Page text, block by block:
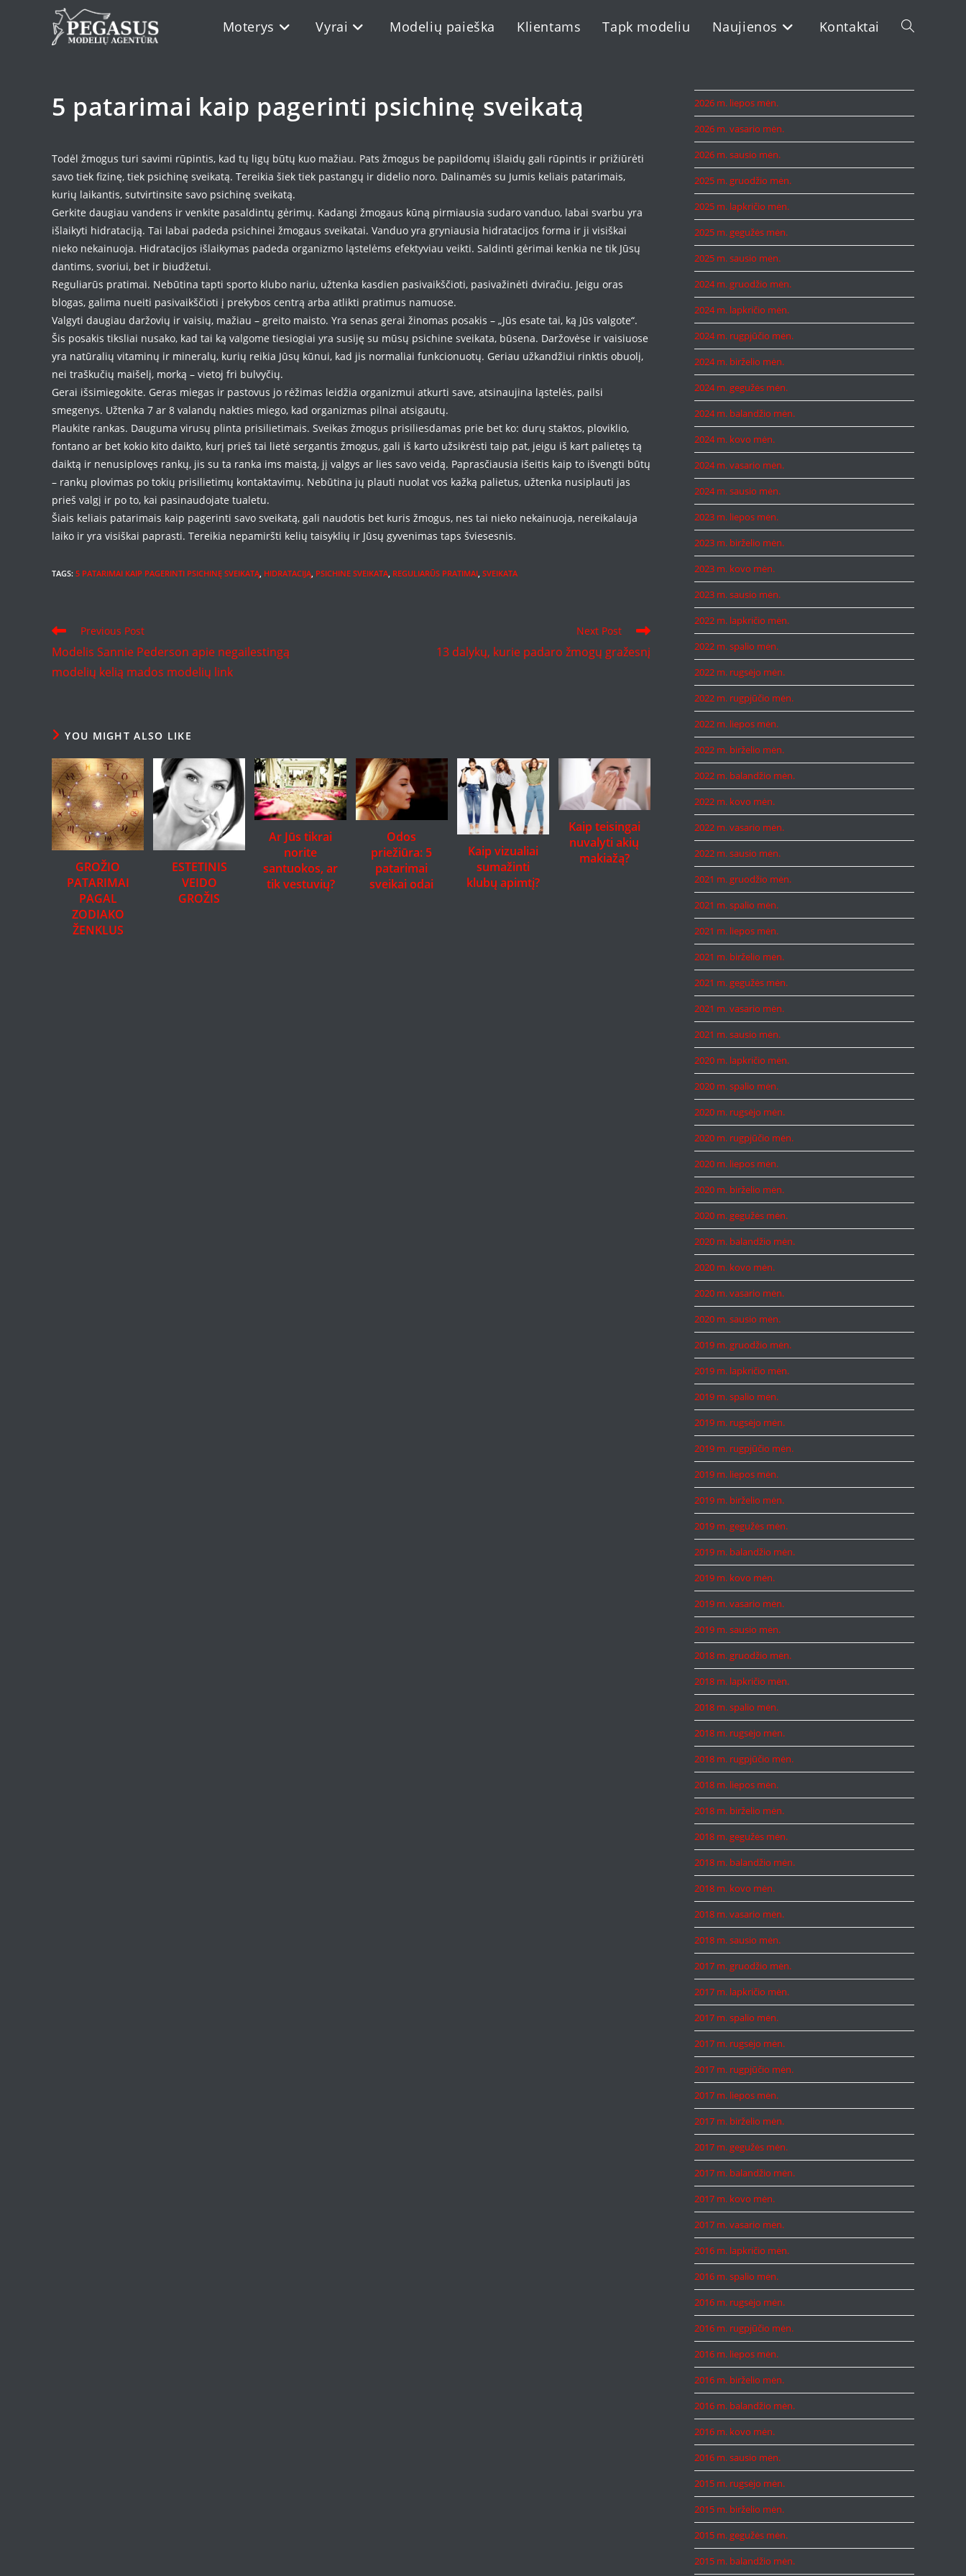
Moterys Vyrai Modelių paieška Klientams Tapk modeliu Naujienos Kontaktai Toggle
5 patarimai kaip pagerinti psichinę sveikatą
Todėl žmogus turi savimi rūpintis, kad tų ligų būtų kuo mažiau. Pats žmogus be papildomų išlaidų gali rūpintis ir prižiūrėti
savo tiek fizinę, tiek psichinę sveikatą. Tereikia šiek tiek pastangų ir didelio noro. Dalinamės su Jumis keliais patarimais,
kurių laikantis, sutvirtinsite savo psichinę sveikatą.
Gerkite daugiau vandens ir venkite pasaldintų gėrimų. Kadangi žmogaus kūną pirmiausia sudaro vanduo, labai svarbu yra
išlaikyti hidrataciją. Tai labai padeda psichinei žmogaus sveikatai. Vanduo yra gryniausia hidratacijos forma ir ji visiškai
nieko nekainuoja. Hidratacijos išlaikymas padeda organizmo ląstelėms efektyviau veikti. Saldinti gėrimai kenkia ne tik Jūsų
dantims, svoriui, bet ir biudžetui.
Reguliarūs pratimai. Nebūtina tapti sporto klubo nariu, užtenka kasdien pasivaikščioti, pasivažinėti dviračiu. Jeigu oras
blogas, galima nueiti pasivaikščioti į prekybos centrą arba atlikti pratimus namuose.
Valgyti daugiau daržovių ir vaisių, mažiau – greito maisto. Yra senas gerai žinomas posakis – „Jūs esate tai, ką Jūs valgote“.
Šis posakis tiksliai nusako, kad tai ką valgome tiesiogiai yra susiję su mūsų psichine sveikata, būsena. Daržovėse ir vaisiuose
yra natūralių vitaminų ir mineralų, kurių reikia Jūsų kūnui, kad jis normaliai funkcionuotų. Geriau užkandžiui rinktis obuolį,
nei traškučių maišelį, morką – vietoj fri bulvyčių.
Gerai išsimiegokite. Geras miegas ir pastovus jo rėžimas leidžia organizmui atkurti save, atsinaujina ląstelės, pailsi
smegenys. Užtenka 7 ar 8 valandų nakties miego, kad organizmas pilnai atsigautų.
Plaukite rankas. Dauguma virusų plinta prisilietimais. Sveikas žmogus prisiliesdamas prie bet ko: durų staktos, ploviklio,
fontano ar bet kokio kito daikto, kurį prieš tai lietė sergantis žmogus, gali iš karto užsikrėsti taip pat, jeigu iš kart palietęs tą
daiktą ir nenusiplovęs rankų, jis su ta ranka ims maistą, jį valgys ar lies savo veidą. Paprasčiausia išeitis kaip to išvengti būtų
– rankų plovimas po tokių prisilietimų kontaktavimų. Nebūtina jų plauti nuolat vos kažką palietus, užtenka nusiplauti jas
prieš valgį ir po to, kai pasinaudojate tualetu.
Šiais keliais patarimais kaip pagerinti savo sveikatą, gali naudotis bet kuris žmogus, nes tai nieko nekainuoja, nereikalauja
laiko ir yra visiškai paprasti. Tereikia nepamiršti kelių taisyklių ir Jūsų gyvenimas taps šviesesnis.
TAGS: 5 PATARIMAI KAIP PAGERINTI PSICHINĘ SVEIKATĄ, HIDRATACIJĄ, PSICHINE SVEIKATA, REGULIARŪS PRATIMAI, SVEIKATA
Read
more
articles
Previous Post
Modelis Sannie Pederson apie negailestingą
modelių kelią mados modelių link
Next Post
13 dalykų, kurie padaro žmogų gražesnį
YOU MIGHT ALSO LIKE
GROŽIO
PATARIMAI
PAGAL
ZODIAKO
ŽENKLUS
ESTETINIS
VEIDO
GROŽIS
Ar Jūs tikrai
norite
santuokos, ar
tik vestuvių?
Odos
priežiūra: 5
patarimai
sveikai odai
Kaip vizualiai
sumažinti
klubų apimtį?
Kaip teisingai
nuvalyti akių
makiažą?
2026 m. liepos mėn.
2026 m. vasario mėn.
2026 m. sausio mėn.
2025 m. gruodžio mėn.
2025 m. lapkričio mėn.
2025 m. gegužės mėn.
2025 m. sausio mėn.
2024 m. gruodžio mėn.
2024 m. lapkričio mėn.
2024 m. rugpjūčio mėn.
2024 m. birželio mėn.
2024 m. gegužės mėn.
2024 m. balandžio mėn.
2024 m. kovo mėn.
2024 m. vasario mėn.
2024 m. sausio mėn.
2023 m. liepos mėn.
2023 m. birželio mėn.
2023 m. kovo mėn.
2023 m. sausio mėn.
2022 m. lapkričio mėn.
2022 m. spalio mėn.
2022 m. rugsėjo mėn.
2022 m. rugpjūčio mėn.
2022 m. liepos mėn.
2022 m. birželio mėn.
2022 m. balandžio mėn.
2022 m. kovo mėn.
2022 m. vasario mėn.
2022 m. sausio mėn.
2021 m. gruodžio mėn.
2021 m. spalio mėn.
2021 m. liepos mėn.
2021 m. birželio mėn.
2021 m. gegužės mėn.
2021 m. vasario mėn.
2021 m. sausio mėn.
2020 m. lapkričio mėn.
2020 m. spalio mėn.
2020 m. rugsėjo mėn.
2020 m. rugpjūčio mėn.
2020 m. liepos mėn.
2020 m. birželio mėn.
2020 m. gegužės mėn.
2020 m. balandžio mėn.
2020 m. kovo mėn.
2020 m. vasario mėn.
2020 m. sausio mėn.
2019 m. gruodžio mėn.
2019 m. lapkričio mėn.
2019 m. spalio mėn.
2019 m. rugsėjo mėn.
2019 m. rugpjūčio mėn.
2019 m. liepos mėn.
2019 m. birželio mėn.
2019 m. gegužės mėn.
2019 m. balandžio mėn.
2019 m. kovo mėn.
2019 m. vasario mėn.
2019 m. sausio mėn.
2018 m. gruodžio mėn.
2018 m. lapkričio mėn.
2018 m. spalio mėn.
2018 m. rugsėjo mėn.
2018 m. rugpjūčio mėn.
2018 m. liepos mėn.
2018 m. birželio mėn.
2018 m. gegužės mėn.
2018 m. balandžio mėn.
2018 m. kovo mėn.
2018 m. vasario mėn.
2018 m. sausio mėn.
2017 m. gruodžio mėn.
2017 m. lapkričio mėn.
2017 m. spalio mėn.
2017 m. rugsėjo mėn.
2017 m. rugpjūčio mėn.
2017 m. liepos mėn.
2017 m. birželio mėn.
2017 m. gegužės mėn.
2017 m. balandžio mėn.
2017 m. kovo mėn.
2017 m. vasario mėn.
2016 m. lapkričio mėn.
2016 m. spalio mėn.
2016 m. rugsėjo mėn.
2016 m. rugpjūčio mėn.
2016 m. liepos mėn.
2016 m. birželio mėn.
2016 m. balandžio mėn.
2016 m. kovo mėn.
2016 m. sausio mėn.
2015 m. rugsėjo mėn.
2015 m. birželio mėn.
2015 m. gegužės mėn.
2015 m. balandžio mėn.